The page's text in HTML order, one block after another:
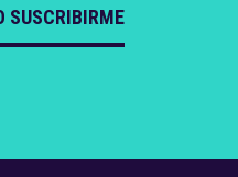
SUSCRIBIRME